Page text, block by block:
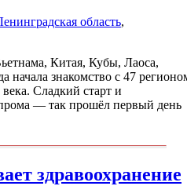
область,
Китая, Кубы, Лаоса,
знакомство с 47
Сладкий старт и
— так прошёл первый день
здравоохранение